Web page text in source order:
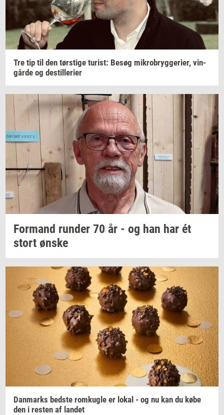
Tre tip til den tørsti­ge turist: Besøg mi­kro­bryg­ge­ri­er, vin­
går­de og destil­le­ri­er
For­mand run­der 70 år - og han har ét
stort ønske
Dan­marks bed­ste rom­kug­le er lokal - og nu kan du købe
den i re­sten af lan­det